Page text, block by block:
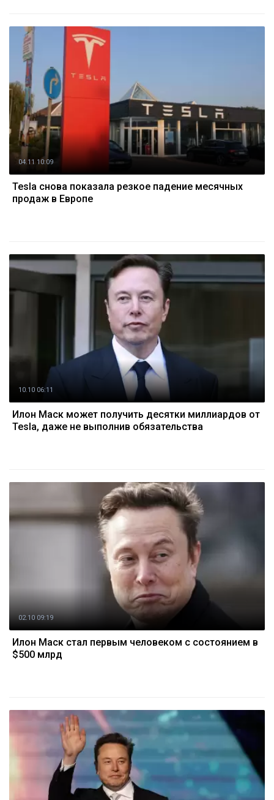
04.11 10:09
Tesla снова показала резкое падение месячных
продаж в Европе
10.10 06:11
Илон Маск может получить десятки миллиардов от
Tesla, даже не выполнив обязательства
02.10 09:19
Илон Маск стал первым человеком с состоянием в
$500 млрд